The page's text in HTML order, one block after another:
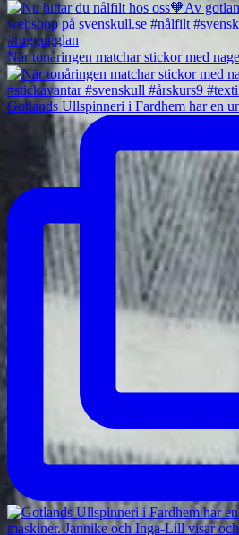
När tonåringen matchar stickor med
Gotlands Ullspinneri i Fardhem har en